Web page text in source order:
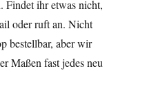
Findet ihr etwas nicht,
oder ruft an. Nicht
bestellbar, aber wir
Maßen fast jedes neu